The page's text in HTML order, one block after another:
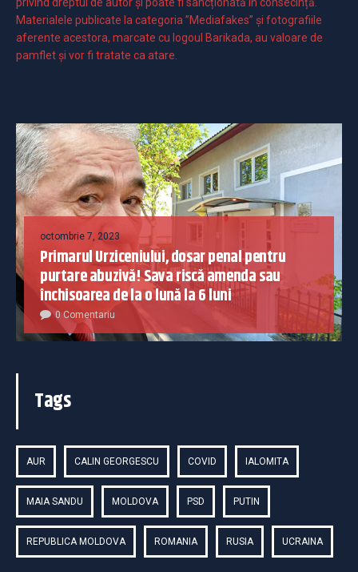
Materialele publicate la categoria ”Mediafakes” și fotografiile
aferente acestora, marcate cu logoul Barikada, au valoare de
pamflet și vor fi tratate ca atare.
octombrie 7, 2023
Primarul Urziceniului, dosar penal pentru
purtare abuzivă! Sava riscă amenda sau
închisoarea de la o lună la 6 luni
0 Comentariu
Tags
AUR CALIN GEORGESCU COVID IALOMITA
MAIA SANDU MOLDOVA PSD PUTIN
REPUBLICA MOLDOVA ROMANIA RUSIA UCRAINA